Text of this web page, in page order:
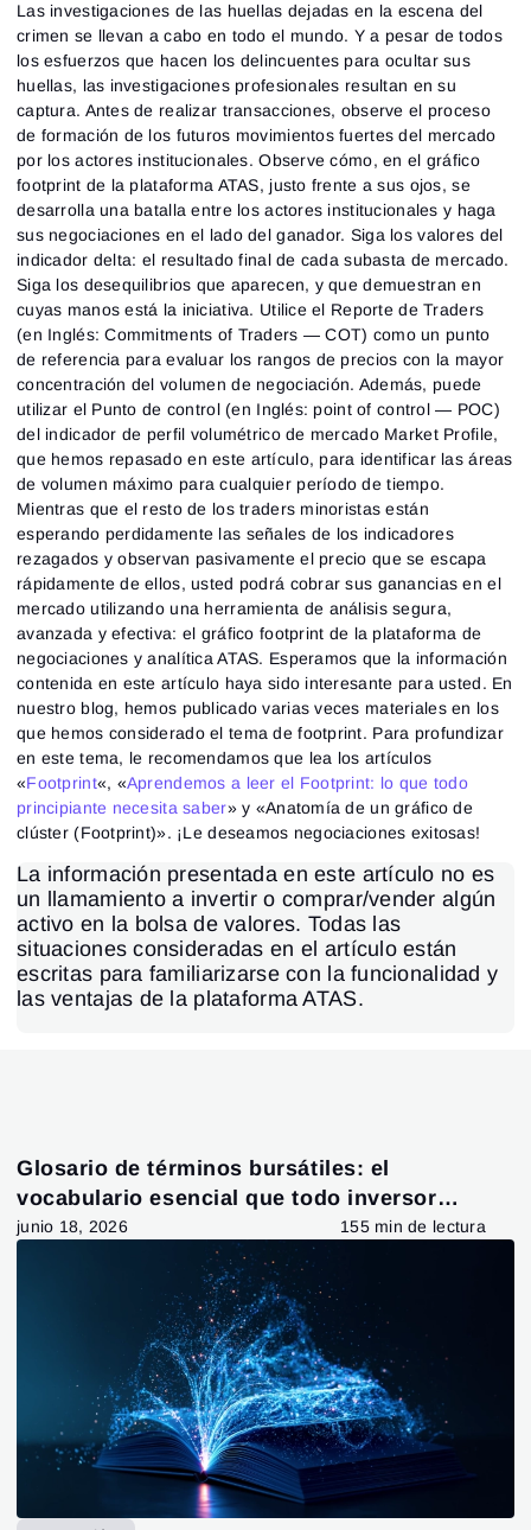
Las investigaciones de las huellas dejadas en la escena del
crimen se llevan a cabo en todo el mundo. Y a pesar de todos
los esfuerzos que hacen los delincuentes para ocultar sus
huellas, las investigaciones profesionales resultan en su
captura. Antes de realizar transacciones, observe el proceso
de formación de los futuros movimientos fuertes del mercado
por los actores institucionales. Observe cómo, en el gráfico
footprint de la plataforma ATAS, justo frente a sus ojos, se
desarrolla una batalla entre los actores institucionales y haga
sus negociaciones en el lado del ganador. Siga los valores del
indicador delta: el resultado final de cada subasta de mercado.
Siga los desequilibrios que aparecen, y que demuestran en
cuyas manos está la iniciativa. Utilice el Reporte de Traders
(en Inglés: Commitments of Traders — COT) como un punto
de referencia para evaluar los rangos de precios con la mayor
concentración del volumen de negociación. Además, puede
utilizar el Punto de control (en Inglés: point of control — POC)
del indicador de perfil volumétrico de mercado Market Profile,
que hemos repasado en este artículo, para identificar las áreas
de volumen máximo para cualquier período de tiempo.
Mientras que el resto de los traders minoristas están
esperando perdidamente las señales de los indicadores
rezagados y observan pasivamente el precio que se escapa
rápidamente de ellos, usted podrá cobrar sus ganancias en el
mercado utilizando una herramienta de análisis segura,
avanzada y efectiva: el gráfico footprint de la plataforma de
negociaciones y analítica ATAS. Esperamos que la información
contenida en este artículo haya sido interesante para usted. En
nuestro blog, hemos publicado varias veces materiales en los
que hemos considerado el tema de footprint. Para profundizar
en este tema, le recomendamos que lea los artículos
«Footprint«, «Aprendemos a leer el Footprint: lo que todo
principiante necesita saber» y «Anatomía de un gráfico de
clúster (Footprint)». ¡Le deseamos negociaciones exitosas!
La información presentada en este artículo no es
un llamamiento a invertir o comprar/vender algún
activo en la bolsa de valores. Todas las
situaciones consideradas en el artículo están
escritas para familiarizarse con la funcionalidad y
las ventajas de la plataforma ATAS.
Glosario de términos bursátiles: el
vocabulario esencial que todo inversor
debería conocer
junio 18, 2026 155 min de lectura
Acceder
¿No tienes cuenta?Registrarse
Restablecer contraseña
Registrarse
¿Ya tienes una cuenta? Inicia sesión